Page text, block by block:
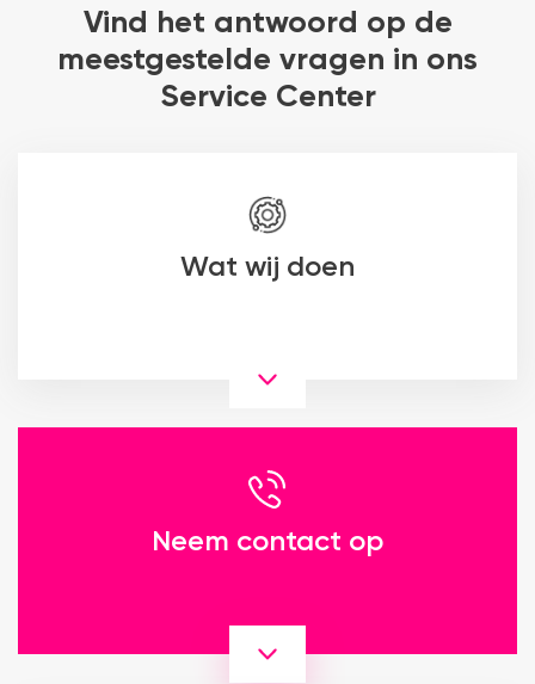
Vind het antwoord op de
meestgestelde vragen in ons
Service Center
Wat wij doen
Neem contact op